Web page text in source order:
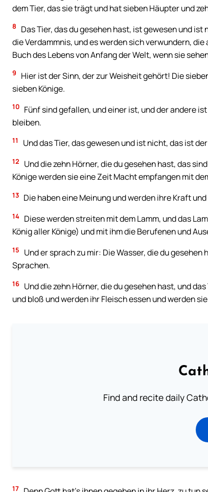
dem Tier, das sie trägt und hat sieben Häupter und
8
Das Tier, das du gesehen hast, ist gewesen und
die Verdammnis, und es werden sich verwundern,
Buch des Lebens von Anfang der Welt, wenn sie
9
Hier ist der Sinn, der zur Weisheit gehört! Die
sieben Könige.
10 Fünf sind gefallen, und einer ist, und der andere
bleiben.
11 Und das Tier, das gewesen und ist nicht, das ist
12
Und die zehn Hörner, die du gesehen hast, das
Könige werden sie eine Zeit Macht empfangen mit
13 Die haben eine Meinung und werden ihre Kraft
14 Diese werden streiten mit dem Lamm, und das
König aller Könige) und mit ihm die Berufenen und
15
Und er sprach zu mir: Die Wasser, die du
Sprachen.
16 Und die zehn Hörner, die du gesehen hast, und
und bloß und werden ihr Fleisch essen und werden
Find and recite daily
17